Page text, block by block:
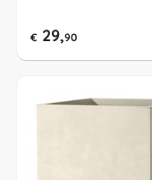
€ 29,90